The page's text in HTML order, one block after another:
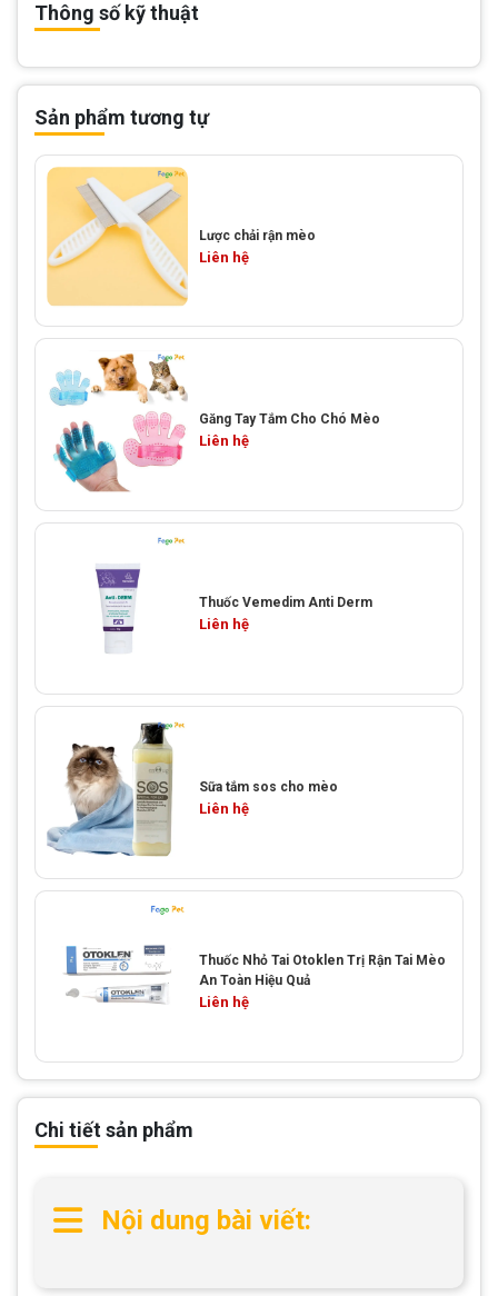
Chi tiết sản phẩm
Nội dung bài viết:
Thông số kỹ thuật
Sản phẩm tương tự
Lược chải rận mèo
Liên hệ
Găng Tay Tắm Cho Chó Mèo
Liên hệ
Thuốc Vemedim Anti Derm
Liên hệ
Sữa tắm sos cho mèo
Liên hệ
Thuốc Nhỏ Tai Otoklen Trị Rận Tai Mèo
An Toàn Hiệu Quả
Liên hệ